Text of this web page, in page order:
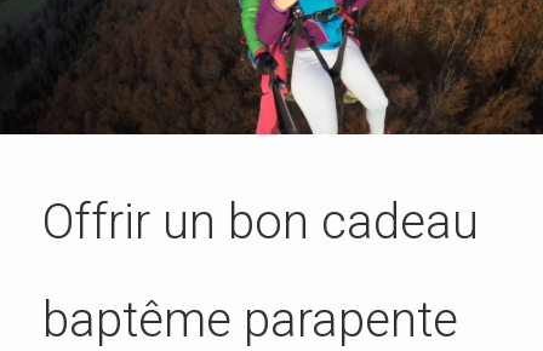
Offrir un bon cadeau
baptême parapente